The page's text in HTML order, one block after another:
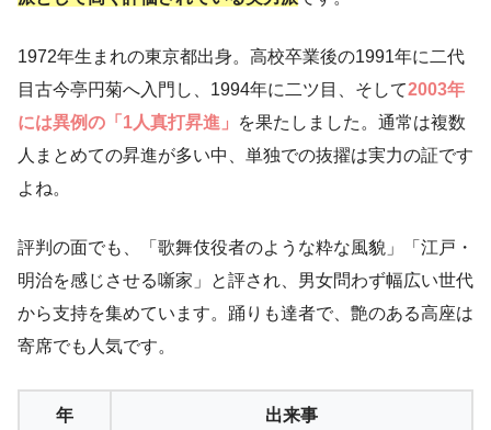
1972年生まれの東京都出身。高校卒業後の1991年に二代
目古今亭円菊へ入門し、1994年に二ツ目、そして2003年
には異例の「1人真打昇進」
を果たしました。通常は複数
人まとめての昇進が多い中、単独での抜擢は実力の証です
よね。
評判の面でも、「歌舞伎役者のような粋な風貌」「江戸・
明治を感じさせる噺家」と評され、男女問わず幅広い世代
から支持を集めています。踊りも達者で、艶のある高座は
寄席でも人気です。
年 出来事